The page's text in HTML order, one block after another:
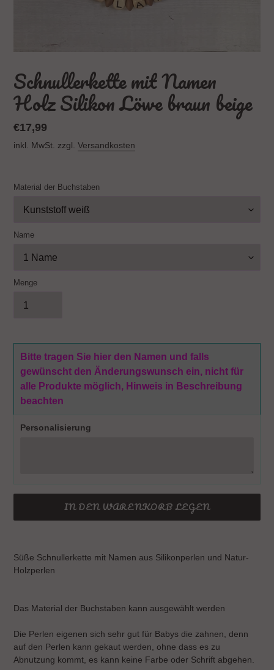
Schnullerkette mit Namen
Holz Silikon Löwe braun beige
Normaler
Preis
€17,99
inkl. MwSt. zzgl. Versandkosten
Material der Buchstaben
Name
Menge
Bitte tragen Sie hier den Namen und falls
gewünscht den Änderungswunsch ein, nicht für
alle Produkte möglich, Hinweis in Beschreibung
beachten
Personalisierung
IN DEN WARENKORB LEGEN
Warenkorb
Süße Schnullerkette mit Namen aus Silikonperlen und Natur-
Holzperlen
Das Material der Buchstaben kann ausgewählt werden
Die Perlen eigenen sich sehr gut für Babys die zahnen, denn
auf den Perlen kann gekaut werden, ohne dass es zu
Abnutzung kommt, es kann keine Farbe oder Schrift abgehen.